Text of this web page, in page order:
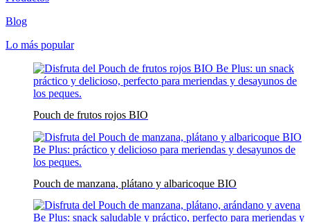
Blog
Lo más popular
Pouch de frutos rojos BIO
Pouch de manzana, plátano y albaricoque BIO